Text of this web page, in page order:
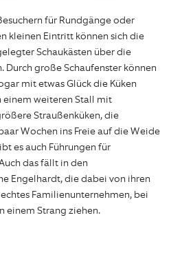
für Rundgänge oder
kleinen Eintritt können sich die
Schaukästen über die
große Schaufenster können
mit etwas Glück die Küken
einem weiteren Stall mit
Straußenküken, die
Wochen ins Freie auf die Weide
es auch Führungen für
das fällt in den
Engelhardt, die dabei von ihren
Familienunternehmen, bei
einem Strang ziehen.